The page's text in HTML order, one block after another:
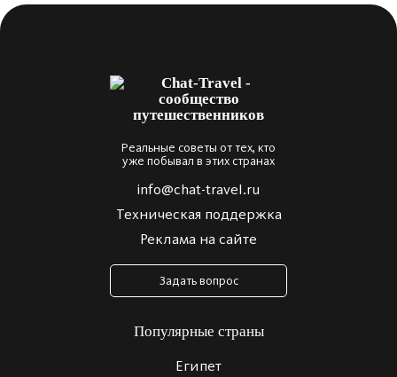
Реальные советы от тех, кто
уже побывал в этих странах
info@chat-travel.ru
Техническая поддержка
Реклама на сайте
Задать вопрос
Популярные страны
Египет